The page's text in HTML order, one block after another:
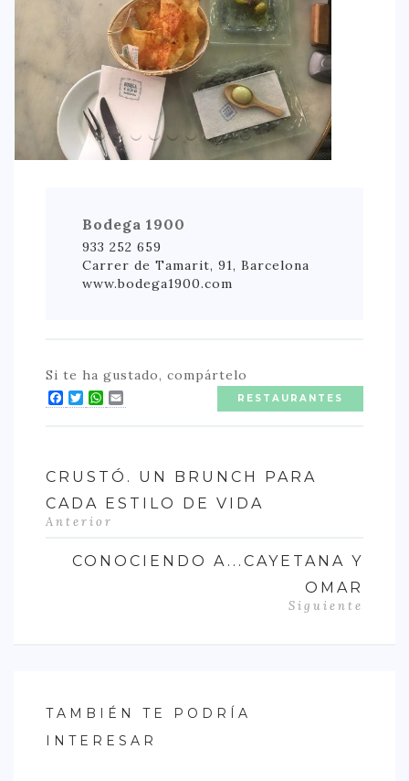
Bodega 1900
933 252 659
Carrer de Tamarit, 91, Barcelona
www.bodega1900.com
Si te ha gustado, compártelo
Facebook
Twitter
WhatsApp RESTAURANTES
CRUSTÓ. UN BRUNCH PARA
CADA ESTILO DE VIDA
Anterior
CONOCIENDO A...CAYETANA Y
OMAR
Siguiente
TAMBIÉN TE PODRÍA
INTERESAR